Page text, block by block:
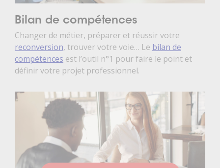
Bilan de compétences
Changer de métier, préparer et réussir votre
reconversion, trouver votre voie… Le bilan de
compétences est l’outil n°1 pour faire le point et
définir votre projet professionnel.